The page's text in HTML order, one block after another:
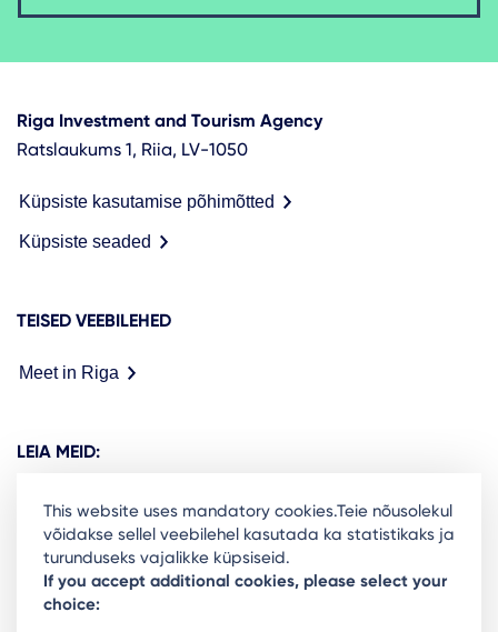
Riga Investment and Tourism Agency
Ratslaukums 1, Riia, LV-1050
Küpsiste kasutamise põhimõtted
Küpsiste seaded
TEISED VEEBILEHED
Meet in Riga
LEIA MEID:
Ready to stay in the loop on Rigas business
community? Subscribe to our newsletter.
This website uses mandatory cookies.Teie nõusolekul
võidakse sellel veebilehel kasutada ka statistikaks ja
turunduseks vajalikke küpsiseid.
If you accept additional cookies, please select your
choice: